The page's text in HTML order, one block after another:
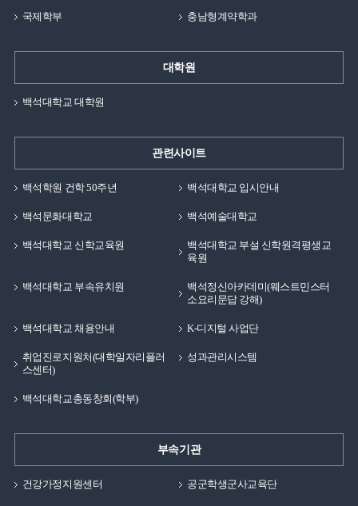
국제학부 충남형계약학과
대학원
백석대학교 대학원
관련사이트
백석학원 건학 50주년 백석대학교 입시안내
백석문화대학교 백석예술대학교
백석대학교 신학교육원
백석대학교 부설 신학원격평생교
육원
백석대학교 부속유치원
백석정신아카데미(웨스트민스터
소요리문답 강해)
백석대학교 채용안내 K-디지털 사업단
취업진로지원처(대학일자리플러
스센터)
성과관리시스템
백석대학교총동창회(학부)
부속기관
건강가정지원센터 공군학생군사교육단